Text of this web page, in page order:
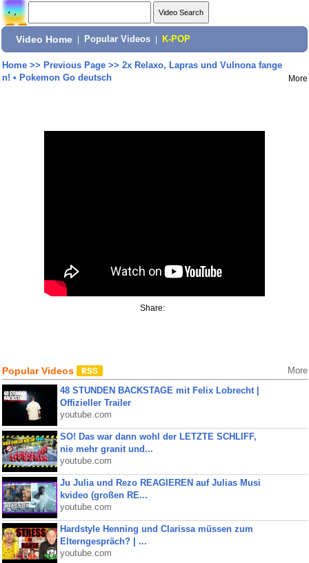
Video Home Popular Videos K-POP
Home>> Previous Page>> 2x Relaxo, Lapras und Vulnona fange
n! • Pokemon Go deutsch
More
Share:
Popular Videos More
48 STUNDEN BACKSTAGE mit Felix Lobrecht |
Offizieller Trailer
youtube.com
SO! Das war dann wohl der LETZTE SCHLIFF,
nie mehr granit und...
youtube.com
Ju Julia und Rezo REAGIEREN auf Julias Musi
kvideo (großen RE...
youtube.com
Hardstyle Henning und Clarissa müssen zum
Elterngespräch? | ...
youtube.com